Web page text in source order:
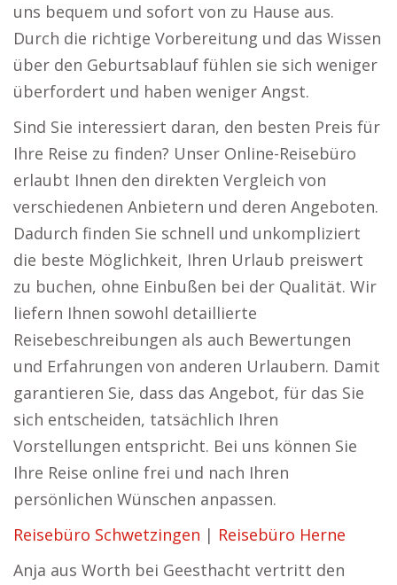
uns bequem und sofort von zu Hause aus.
Durch die richtige Vorbereitung und das Wissen
über den Geburtsablauf fühlen sie sich weniger
überfordert und haben weniger Angst.
Sind Sie interessiert daran, den besten Preis für
Ihre Reise zu finden? Unser Online-Reisebüro
erlaubt Ihnen den direkten Vergleich von
verschiedenen Anbietern und deren Angeboten.
Dadurch finden Sie schnell und unkompliziert
die beste Möglichkeit, Ihren Urlaub preiswert
zu buchen, ohne Einbußen bei der Qualität. Wir
liefern Ihnen sowohl detaillierte
Reisebeschreibungen als auch Bewertungen
und Erfahrungen von anderen Urlaubern. Damit
garantieren Sie, dass das Angebot, für das Sie
sich entscheiden, tatsächlich Ihren
Vorstellungen entspricht. Bei uns können Sie
Ihre Reise online frei und nach Ihren
persönlichen Wünschen anpassen.
Reisebüro Schwetzingen | Reisebüro Herne
Anja aus Worth bei Geesthacht vertritt den